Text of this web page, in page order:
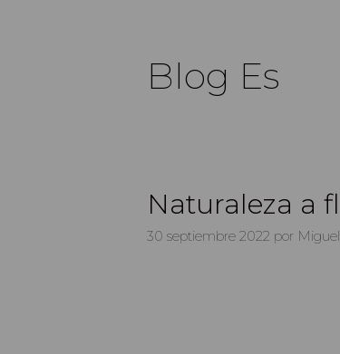
Blog Es
Naturaleza a
30 septiembre 2022 por